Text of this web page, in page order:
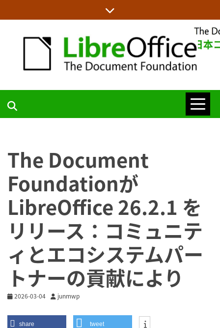
to
content
LIBREOFFICE
BLOG
The Document
Foundationが
LibreOffice 26.2.1 を
リリース：コミュニテ
ィとエコシステムパー
トナーの貢献により
2026-03-04 junmwp
share tweet